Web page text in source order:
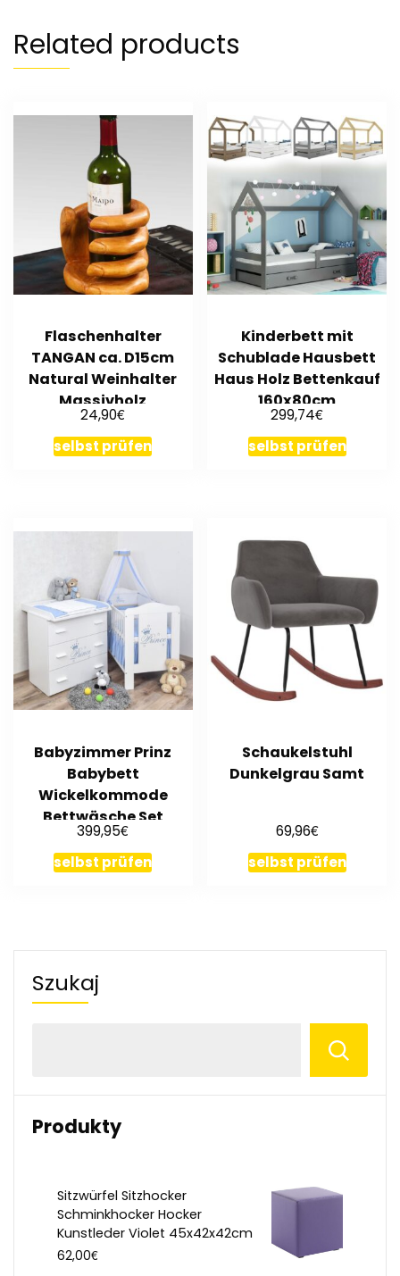
Related products
Flaschenhalter
TANGAN ca. D15cm
Natural Weinhalter
Massivholz
Handarbeit
24,90€
selbst prüfen
Kinderbett mit
Schublade Hausbett
Haus Holz Bettenkauf
160x80cm
299,74€
selbst prüfen
Babyzimmer Prinz
Babybett
Wickelkommode
Bettwäsche Set
Komplettzimmer
399,95€
selbst prüfen
Schaukelstuhl
Dunkelgrau Samt
69,96€
selbst prüfen
Szukaj
Produkty
Sitzwürfel Sitzhocker
Schminkhocker Hocker
Kunstleder Violet 45x42x42cm
62,00€